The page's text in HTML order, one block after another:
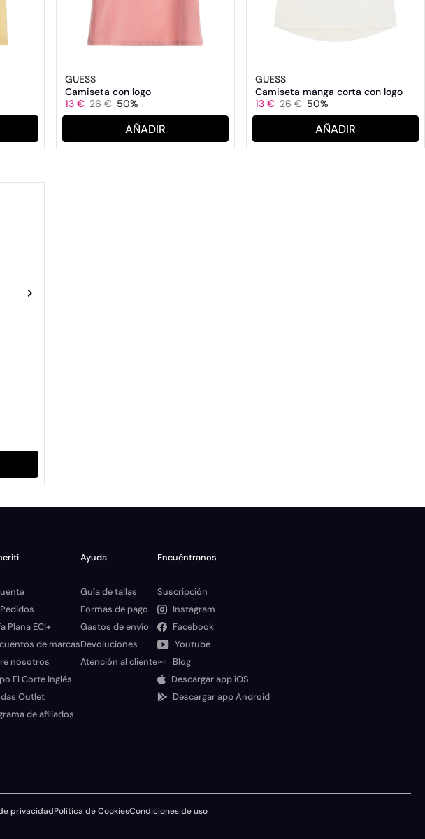
GUESS
Camiseta con logo
13 € 26 € 50%
AÑADIR
GUESS
Camiseta manga corta con logo
13 € 26 € 50%
AÑADIR
Plana ECI+
de marcas
nosotros
El Corte Inglés
Outlet
de afiliados
Ayuda
Guía de tallas
Formas de pago
Gastos de envío
Devoluciones
Atención al cliente
Encuéntranos
Suscripción
Instagram
Facebook
Youtube
Blog
Descargar app iOS
Descargar app Android
privacidadPolítica de CookiesCondiciones de uso